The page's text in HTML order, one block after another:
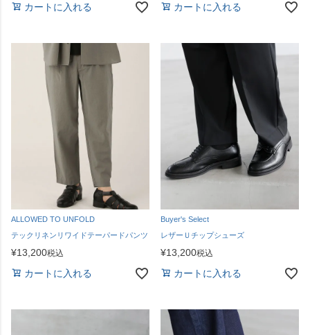
カートに入れる カートに入れる
ALLOWED TO UNFOLD
テックリネンリワイドテーパードパンツ
¥13,200税込
カートに入れる
Buyer's Select
レザーＵチップシューズ
¥13,200税込
カートに入れる